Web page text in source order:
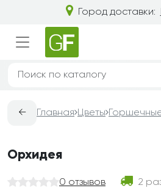
Город доставки:
← Главная Цветы
Орхидея
0 отзывов 2